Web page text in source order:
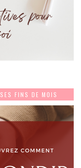
FINS DE MOIS